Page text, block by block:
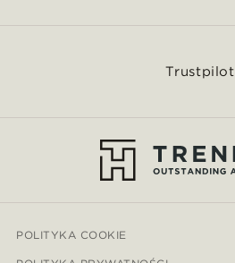
Trustpilot
POLITYKA COOKIE